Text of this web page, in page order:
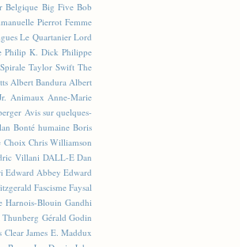
Belgique Big Five Bob
Pierrot Femme
Le Quartanier Lord
Philip K. Dick Philippe
Spirale Taylor Swift The
Albert Bandura Albert
Animaux Anne-Marie
Avis sur quelques-
Bonté humaine Boris
Choix Chris Williamson
Villani DALL-E Dan
Edward Abbey Edward
Fascisme Faysal
Harnois-Blouin Gandhi
Thunberg Gérald Godin
Clear James E. Maddux